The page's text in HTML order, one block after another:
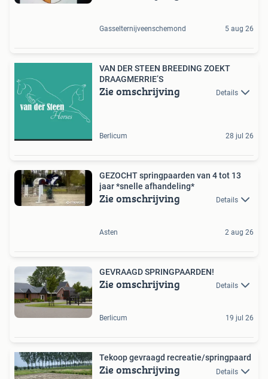
Gasselternijveenschemond 5 aug 26
VAN DER STEEN BREEDING ZOEKT
DRAAGMERRIE’S
Zie omschrijving Details
Berlicum 28 jul 26
GEZOCHT springpaarden van 4 tot 13
jaar *snelle afhandeling*
Zie omschrijving Details
Asten 2 aug 26
GEVRAAGD SPRINGPAARDEN!
Zie omschrijving Details
Berlicum 19 jul 26
Tekoop gevraagd recreatie/springpaard
Zie omschrijving Details